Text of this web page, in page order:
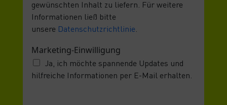
gewünschten Inhalt zu liefern. Für weitere
Informationen ließ bitte
unsere Datenschutzrichtlinie
Marketing-Einwilligung
Ja, ich möchte spannende Updates und
hilfreiche Informationen per E-Mail erhalten.